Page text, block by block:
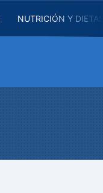
NUTRICIÓN Y